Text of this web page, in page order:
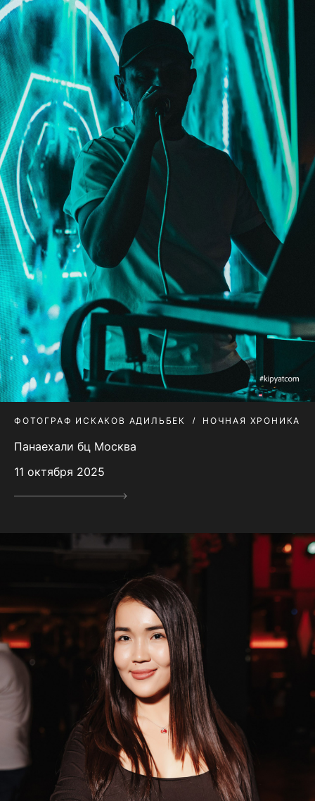
ФОТОГРАФ ИСКАКОВ АДИЛЬБЕК НОЧНАЯ ХРОНИКА
Панаехали бц Москва
11 октября 2025